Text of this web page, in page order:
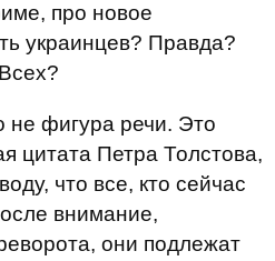
про новое
украинцев? Правда?
фигура речи. Это
цитата Петра Толстова,
что все, кто сейчас
внимание,
они подлежат